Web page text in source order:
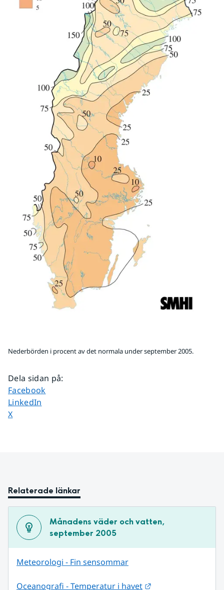
Nederbörden i procent av det normala under september 2005.
Dela sidan på:
Dela sidan på
Facebook
Dela sidan på
LinkedIn
Dela sidan på
X
Relaterade länkar
Månadens väder och vatten,
september 2005
Meteorologi - Fin sensommar
Oceanografi - Temperatur i havet